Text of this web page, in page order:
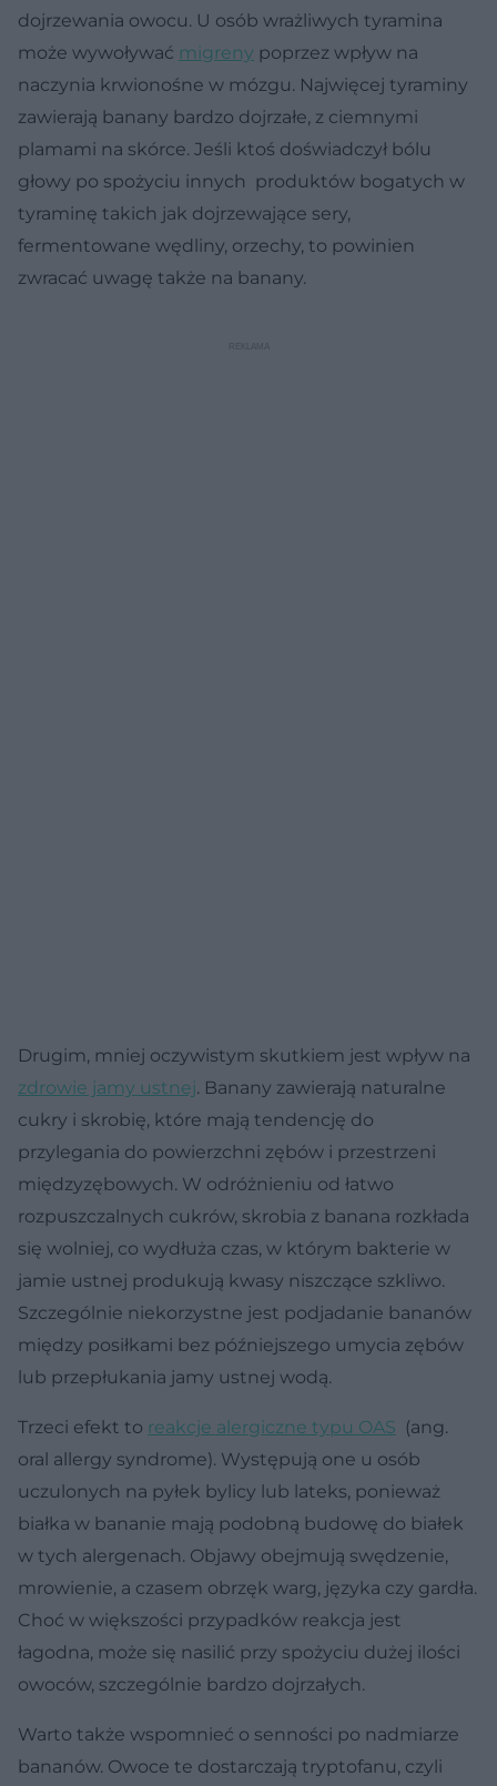
dojrzewania owocu. U osób wrażliwych tyramina
może wywoływać migreny poprzez wpływ na
naczynia krwionośne w mózgu. Najwięcej tyraminy
zawierają banany bardzo dojrzałe, z ciemnymi
plamami na skórce. Jeśli ktoś doświadczył bólu
głowy po spożyciu innych produktów bogatych w
tyraminę takich jak dojrzewające sery,
fermentowane wędliny, orzechy, to powinien
zwracać uwagę także na banany.
Drugim, mniej oczywistym skutkiem jest wpływ na
zdrowie jamy ustnej. Banany zawierają naturalne
cukry i skrobię, które mają tendencję do
przylegania do powierzchni zębów i przestrzeni
międzyzębowych. W odróżnieniu od łatwo
rozpuszczalnych cukrów, skrobia z banana rozkłada
się wolniej, co wydłuża czas, w którym bakterie w
jamie ustnej produkują kwasy niszczące szkliwo.
Szczególnie niekorzystne jest podjadanie bananów
między posiłkami bez późniejszego umycia zębów
lub przepłukania jamy ustnej wodą.
Trzeci efekt to reakcje alergiczne typu OAS (ang.
oral allergy syndrome). Występują one u osób
uczulonych na pyłek bylicy lub lateks, ponieważ
białka w bananie mają podobną budowę do białek
w tych alergenach. Objawy obejmują swędzenie,
mrowienie, a czasem obrzęk warg, języka czy gardła.
Choć w większości przypadków reakcja jest
łagodna, może się nasilić przy spożyciu dużej ilości
owoców, szczególnie bardzo dojrzałych.
Warto także wspomnieć o senności po nadmiarze
bananów. Owoce te dostarczają tryptofanu, czyli